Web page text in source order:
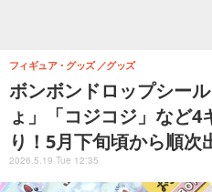
ボンボンドロップシー
ょ」「コジコジ」など4
り！5月下旬頃から順
フィギュア・グッズ グッズ
2026.5.19 Tue 12:35